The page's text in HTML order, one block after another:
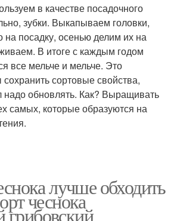
в качестве посадочного
зубки. Выкапываем головки,
на посадку, осенью делим их на
В итоге с каждым годом
все мельче и мельче. Это
сортовые свойства,
обновлять. Как? Выращивать
самых, которые образуются на
лучше обходить
чеснока